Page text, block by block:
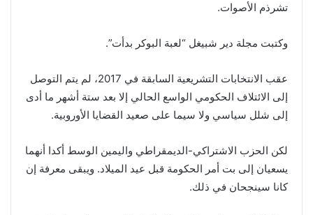
تشرذم الأصوات.
وكتبت مجلة دير شبيغل “لعبة البوكر بدأت”.
عقب الانتخابات التشريعية السابقة في 2017، لم يتم التوصل
إلى الائتلاف الحكومي الواسع الحالي إلا بعد ستة أشهر ما أدى
إلى شلل سياسي ولا سيما على صعيد القضايا الأوروبية.
لكن الحزب الاشتراكي-الديمقراطي واليمين الوسط أكدا أنهما
يسعيان إلى بت أمر الحكومة قبل عيد الميلاد. ويبقى معرفة إن
كانا سينجحان في ذلك.